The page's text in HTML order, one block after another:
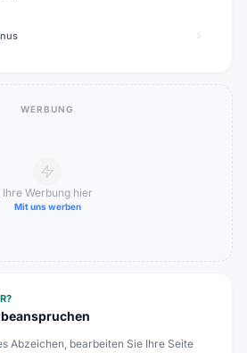
WERBUNG
Ihre Werbung hier
Mit uns werben
Abzeichen, bearbeiten Sie Ihre Seite